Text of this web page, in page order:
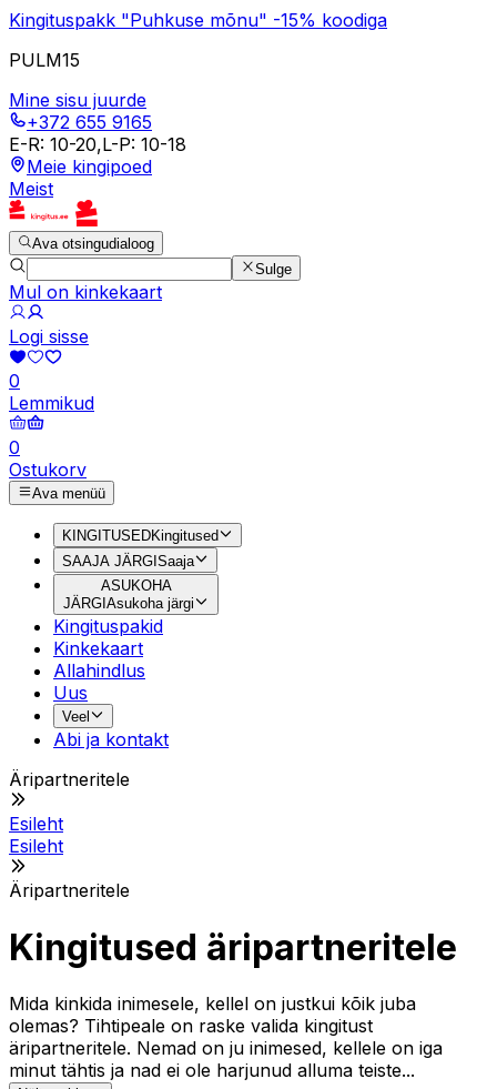
Kingituspakk "Puhkuse mõnu" -15% koodiga
PULM15
Mine sisu juurde
+372 655 9165
E-R: 10-20,L-P: 10-18
Meie kingipoed
Meist
Ava otsingudialoog
Sulge
Mul on kinkekaart
Logi sisse
0
Lemmikud
0
Ostukorv
Ava menüü
KINGITUSEDKingitused
SAAJA JÄRGISaaja
ASUKOHA
JÄRGI Asukoha järgi
Kingituspakid
Kinkekaart
Allahindlus
Uus
Veel
Abi ja kontakt
Äripartneritele
Esileht
Esileht
Äripartneritele
Kingitused äripartneritele
Mida kinkida inimesele, kellel on justkui kõik juba
olemas? Tihtipeale on raske valida kingitust
äripartneritele. Nemad on ju inimesed, kellele on iga
minut tähtis ja nad ei ole harjunud alluma teiste...